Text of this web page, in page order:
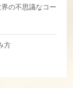
の不思議なコー
方